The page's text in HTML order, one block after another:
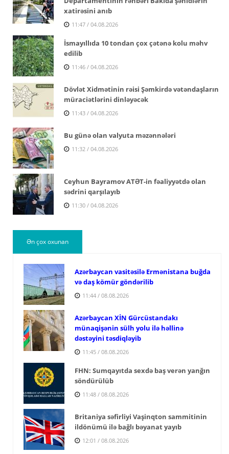
xatirəsini anıb
11:47 / 04.08.2026
İsmayıllıda 10 tondan çox çətənə kolu məhv
edilib
11:46 / 04.08.2026
Dövlət Xidmətinin rəisi Şəmkirdə vətəndaşların
müraciətlərini dinləyəcək
11:43 / 04.08.2026
Bu günə olan valyuta məzənnələri
11:32 / 04.08.2026
Ceyhun Bayramov ATƏT-in fəaliyyətdə olan
sədrini qarşılayıb
11:30 / 04.08.2026
Ən çox oxunan
Azərbaycan vasitəsilə Ermənistana buğda
və daş kömür göndərilib
11:44 / 08.08.2026
Azərbaycan XİN Gürcüstandakı
münaqişənin sülh yolu ilə həllinə
dəstəyini təsdiqləyib
11:45 / 08.08.2026
FHN: Sumqayıtda sexdə baş verən yanğın
söndürülüb
11:48 / 08.08.2026
Britaniya səfirliyi Vaşinqton sammitinin
ildönümü ilə bağlı bəyanat yayıb
12:01 / 08.08.2026